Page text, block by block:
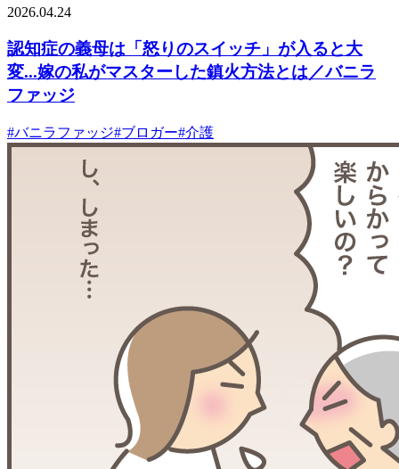
2026.04.24
認知症の義母は「怒りのスイッチ」が入ると大
変...嫁の私がマスターした鎮火方法とは／バニラ
ファッジ
#バニラファッジ#ブロガー#介護